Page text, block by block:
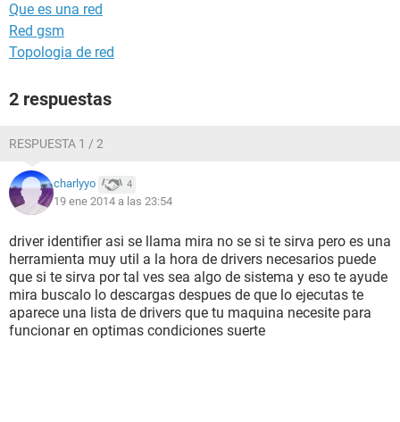
Que es una red
Red gsm
Topologia de red
2 respuestas
RESPUESTA 1 / 2
charlyyo 4
19 ene 2014 a las 23:54
driver identifier asi se llama mira no se si te sirva pero es una
herramienta muy util a la hora de drivers necesarios puede
que si te sirva por tal ves sea algo de sistema y eso te ayude
mira buscalo lo descargas despues de que lo ejecutas te
aparece una lista de drivers que tu maquina necesite para
funcionar en optimas condiciones suerte